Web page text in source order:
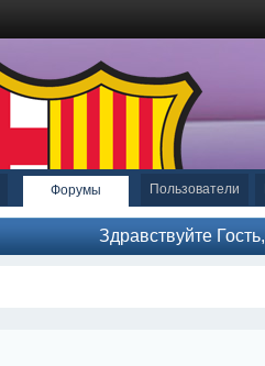
Форумы Пользователи
Здравствуйте